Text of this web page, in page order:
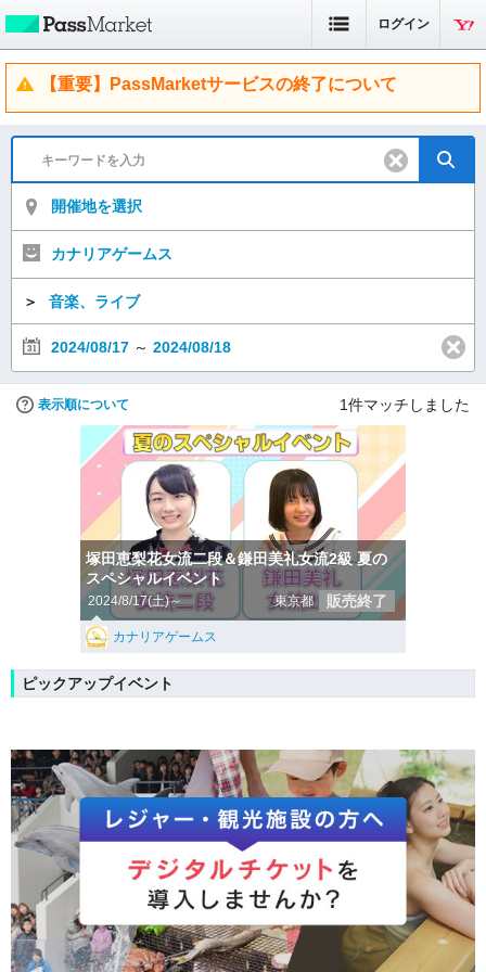
ログイン
【重要】PassMarketサービスの終了について
開催地を選択
カナリアゲームス
＞ 音楽、ライブ
2024/08/17 ～ 2024/08/18
表示順について 1件マッチしました
塚田恵梨花女流二段＆鎌田美礼女流2級 夏の
スペシャルイベント
2024/8/17(土)～ 東京都 販売終了
カナリアゲームス
ピックアップイベント